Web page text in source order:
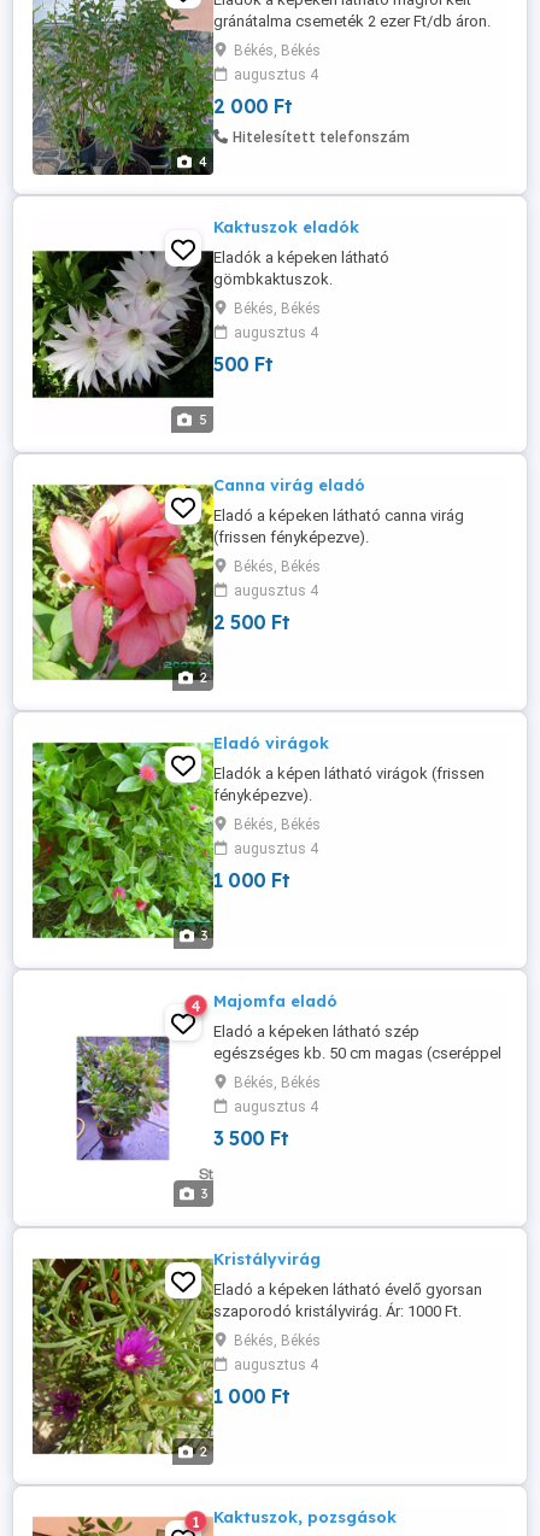
4
gránátalma csemeték 2 ezer Ft/db áron.
Tel.: 06-30-336-4392
Békés, Békés
augusztus 4
2 000 Ft
Hitelesített telefonszám
5
Kaktuszok eladók
Eladók a képeken látható
gömbkaktuszok.
Békés, Békés
augusztus 4
500 Ft
2
Canna virág eladó
Eladó a képeken látható canna virág
(frissen fényképezve).
Békés, Békés
augusztus 4
2 500 Ft
3
Eladó virágok
Eladók a képen látható virágok (frissen
fényképezve).
Békés, Békés
augusztus 4
1 000 Ft
3
4 Majomfa eladó
Eladó a képeken látható szép
egészséges kb. 50 cm magas (cseréppel
együtt) majomfa. Ára: 3500 Ft. (Vannak
kisebbek is.)
Békés, Békés
augusztus 4
3 500 Ft
2
Kristályvirág
Eladó a képeken látható évelő gyorsan
szaporodó kristályvirág. Ár: 1000 Ft.
Békés, Békés
augusztus 4
1 000 Ft
1 Kaktuszok, pozsgások